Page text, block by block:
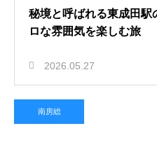
秘境と呼ばれる東成田駅
ロな雰囲気を楽しむ旅
2026.05.27
南房総